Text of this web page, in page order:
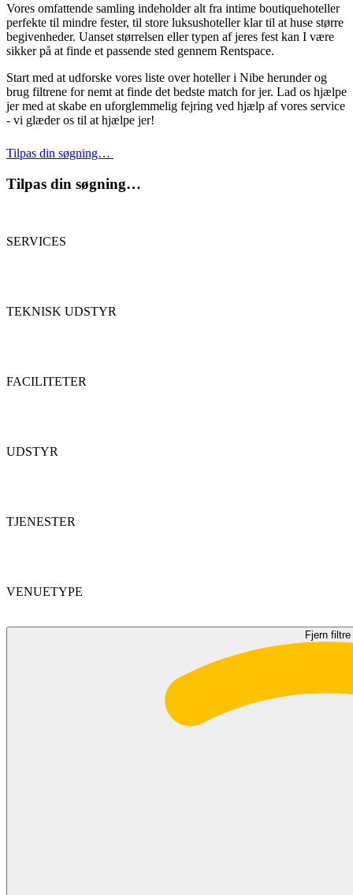
Vores omfattende samling indeholder alt fra intime boutiquehoteller
perfekte til mindre fester, til store luksushoteller klar til at huse større
begivenheder. Uanset størrelsen eller typen af jeres fest kan I være
sikker på at finde et passende sted gennem Rentspace.
Start med at udforske vores liste over hoteller i Nibe herunder og
brug filtrene for nemt at finde det bedste match for jer. Lad os hjælpe
jer med at skabe en uforglemmelig fejring ved hjælp af vores service
- vi glæder os til at hjælpe jer!
Tilpas din søgning…
Tilpas din søgning…
SERVICES
TEKNISK UDSTYR
FACILITETER
UDSTYR
TJENESTER
VENUETYPE
Fjern filtre